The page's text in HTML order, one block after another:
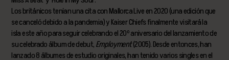
Los británicos tenían una cita con Mallorca Live en 2020 (una edición que
se canceló debido a la pandemia) y Kaiser Chiefs finalmente visitará la
isla este año para seguir celebrando el 20º aniversario del lanzamiento de
su celebrado álbum de debut,Employment(2005). Desde entonces, han
lanzado 8 álbumes de estudio originales, han tenido varios singles en el